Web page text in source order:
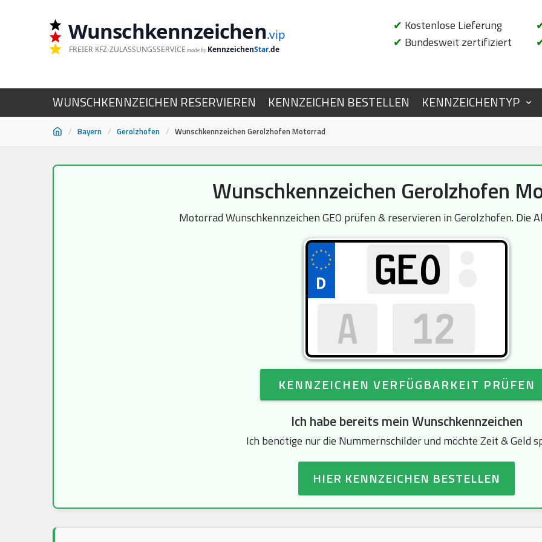
Wunschkennzeichen.vip
FREIER KFZ-ZULASSUNGSSERVICE made by KennzeichenStar.de
✔ Kostenlose Lieferung
✔ Bundesweit zertifiziert
WUNSCHKENNZEICHEN RESERVIEREN KENNZEICHEN BESTELLEN KENNZEICHENTYP
/ Bayern / Gerolzhofen / Wunschkennzeichen Gerolzhofen Motorrad
Wunschkennzeichen Gerolzhofen
Motorrad Wunschkennzeichen GEO prüfen & reservieren in Gerolzhofen. Die
KENNZEICHEN VERFÜGBARKEIT PRÜFEN
Ich habe bereits mein Wunschkennzeichen
Ich benötige nur die Nummernschilder und möchte Zeit & Geld
HIER KENNZEICHEN BESTELLEN